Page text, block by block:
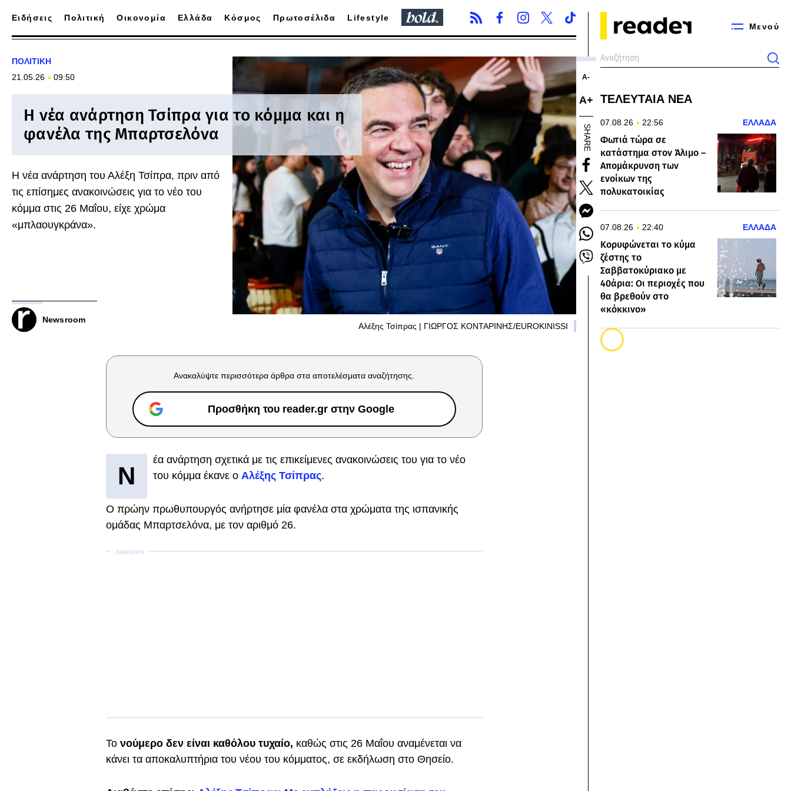
Μενού
Ειδήσεις Πολιτική Οικονομία Ελλάδα Κόσμος Πρωτοσέλιδα Lifestyle
ΠΟΛΙΤΙΚΗ
21.05.26
09:50
Η νέα ανάρτηση Τσίπρα για το κόμμα και η
φανέλα της Μπαρτσελόνα
Η νέα ανάρτηση του Αλέξη Τσίπρα, πριν από
τις επίσημες ανακοινώσεις για το νέο του
κόμμα στις 26 Μαΐου, είχε χρώμα
«μπλαουγκράνα».
Newsroom
Αλέξης Τσίπρας | ΓΙΩΡΓΟΣ ΚΟΝΤΑΡΙΝΗΣ/EUROKINISSI
Α-
Α+
SHARE
Ανακαλύψτε περισσότερα άρθρα στα αποτελέσματα αναζήτησης.
Προσθήκη του reader.gr στην Google
Ν
έα ανάρτηση σχετικά με τις επικείμενες ανακοινώσεις του για το νέο
του κόμμα έκανε ο Αλέξης Τσίπρας.
Ο πρώην πρωθυπουργός ανήρτησε μία φανέλα στα χρώματα της ισπανικής
ομάδας Μπαρτσελόνα, με τον αριθμό 26.
Το νούμερο δεν είναι καθόλου τυχαίο, καθώς στις 26 Μαΐου αναμένεται να
κάνει τα αποκαλυπτήρια του νέου του κόμματος, σε εκδήλωση στο Θησείο.
ΤΕΛΕΥΤΑΙΑ ΝΕΑ
07.08.26 22:56 ΕΛΛΑΔΑ
Φωτιά τώρα σε
κατάστημα στον Άλιμο –
Απομάκρυνση των
ενοίκων της
πολυκατοικίας
07.08.26 22:40 ΕΛΛΑΔΑ
Κορυφώνεται το κύμα
ζέστης το
Σαββατοκύριακο με
40άρια: Οι περιοχές που
θα βρεθούν στο
«κόκκινο»